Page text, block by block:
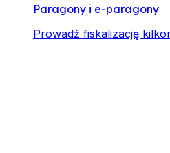
Paragony i e-paragony
Prowadź fiskalizację